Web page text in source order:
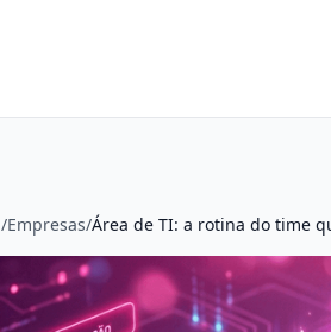
/Empresas/Área de TI: a rotina do time